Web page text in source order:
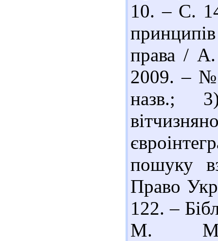
10. – С.
права /
2009. – №
назв.;
пошуку
Право
122. –
М.